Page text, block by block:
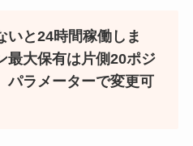
いと24時間稼働しま
最大保有は片側20ポジ
パラメーターで変更可